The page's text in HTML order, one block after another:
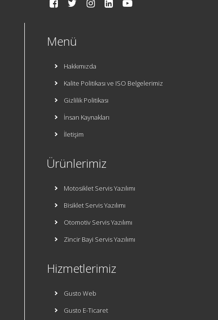
Menü
Hakkımızda
Kalite Politikası ve ISO Belgelerimiz
Gizlilik Politikası
İnsan Kaynakları
İletişim
Ürünlerimiz
Motosiklet Servis Yazılımı
Bisiklet Servis Yazılımı
Otomotiv Servis Yazılımı
Zincir Bayi Servis Yazılımı
Hizmetlerimiz
Gusto Web
Gusto E-Ticaret